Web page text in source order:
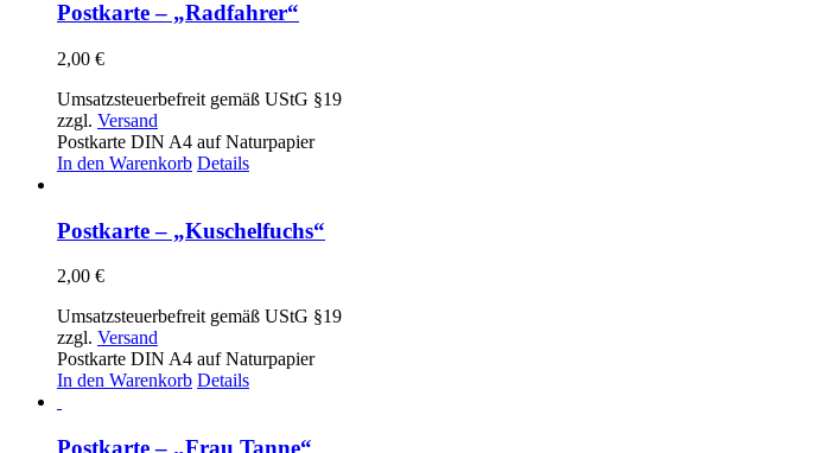
Postkarte – „Radfahrer“
2,00 €
Umsatzsteuerbefreit gemäß UStG §19
zzgl. Versand
Postkarte DIN A4 auf Naturpapier
In den Warenkorb Details
Postkarte – „Kuschelfuchs“
2,00 €
Umsatzsteuerbefreit gemäß UStG §19
zzgl. Versand
Postkarte DIN A4 auf Naturpapier
In den Warenkorb Details
Postkarte – „Frau Tanne“